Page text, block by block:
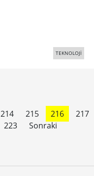
TEKNOLOJİ
214 215 216
217
223 Sonraki